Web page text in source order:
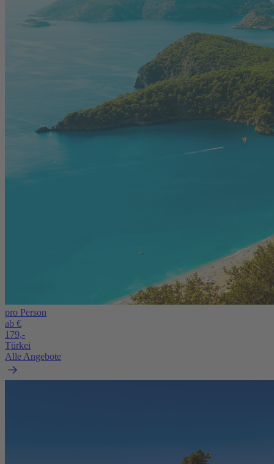
pro Person
ab €
179,-
Türkei
Alle Angebote